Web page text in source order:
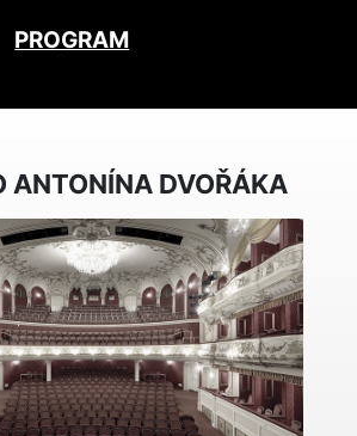
PROGRAM
ANTONÍNA DVOŘÁKA